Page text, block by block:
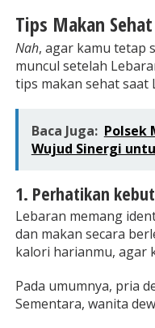
Tips Makan
Nah, agar kamu tetap
muncul setelah
tips makan sehat saat
Baca Juga: Polsek
Wujud Sinergi
1. Perhatikan
Lebaran memang
dan makan secara
kalori harianmu, agar
Pada umumnya, pria
Sementara, wanita